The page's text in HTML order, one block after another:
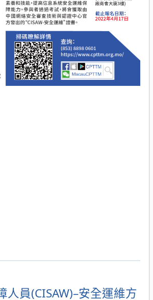
人員(CISAW)–安全運維方